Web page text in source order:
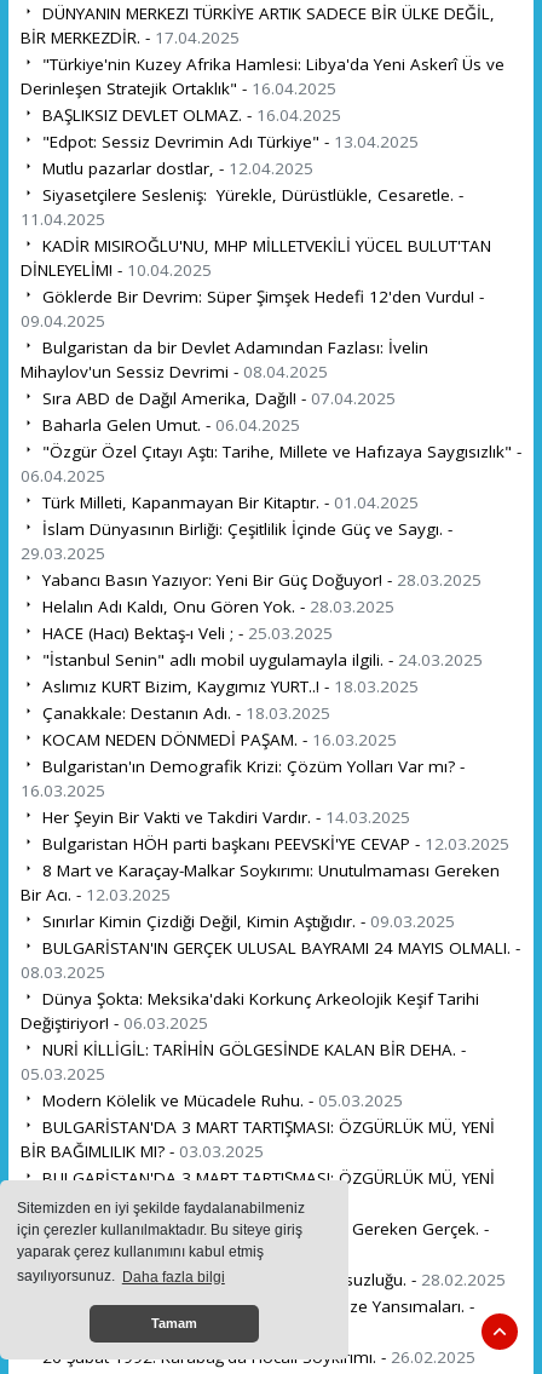
Sitemizden en iyi şekilde faydalanabilmeniz
için çerezler kullanılmaktadır. Bu siteye giriş
yaparak çerez kullanımını kabul etmiş
sayılıyorsunuz. Daha fazla bilgi
Tamam
DÜNYANIN MERKEZI TÜRKİYE ARTIK SADECE BİR ÜLKE DEĞİL,
BİR MERKEZDİR. - 17.04.2025
"Türkiye'nin Kuzey Afrika Hamlesi: Libya'da Yeni Askerî Üs ve
Derinleşen Stratejik Ortaklık" - 16.04.2025
BAŞLIKSIZ DEVLET OLMAZ. - 16.04.2025
"Edpot: Sessiz Devrimin Adı Türkiye" - 13.04.2025
Mutlu pazarlar dostlar, - 12.04.2025
Siyasetçilere Sesleniş: Yürekle, Dürüstlükle, Cesaretle. -
11.04.2025
KADİR MISIROĞLU'NU, MHP MİLLETVEKİLİ YÜCEL BULUT'TAN
DİNLEYELİM! - 10.04.2025
Göklerde Bir Devrim: Süper Şimşek Hedefi 12'den Vurdu! -
09.04.2025
Bulgaristan da bir Devlet Adamından Fazlası: İvelin
Mihaylov'un Sessiz Devrimi - 08.04.2025
Sıra ABD de Dağıl Amerika, Dağıl! - 07.04.2025
Baharla Gelen Umut. - 06.04.2025
"Özgür Özel Çıtayı Aştı: Tarihe, Millete ve Hafızaya Saygısızlık" -
06.04.2025
Türk Milleti, Kapanmayan Bir Kitaptır. - 01.04.2025
İslam Dünyasının Birliği: Çeşitlilik İçinde Güç ve Saygı. -
29.03.2025
Yabancı Basın Yazıyor: Yeni Bir Güç Doğuyor! - 28.03.2025
Helalın Adı Kaldı, Onu Gören Yok. - 28.03.2025
HACE (Hacı) Bektaş-ı Veli ; - 25.03.2025
"İstanbul Senin" adlı mobil uygulamayla ilgili. - 24.03.2025
Aslımız KURT Bizim, Kaygımız YURT..! - 18.03.2025
Çanakkale: Destanın Adı. - 18.03.2025
KOCAM NEDEN DÖNMEDİ PAŞAM. - 16.03.2025
Bulgaristan'ın Demografik Krizi: Çözüm Yolları Var mı? -
16.03.2025
Her Şeyin Bir Vakti ve Takdiri Vardır. - 14.03.2025
Bulgaristan HÖH parti başkanı PEEVSKİ'YE CEVAP - 12.03.2025
8 Mart ve Karaçay-Malkar Soykırımı: Unutulmaması Gereken
Bir Acı. - 12.03.2025
Sınırlar Kimin Çizdiği Değil, Kimin Aştığıdır. - 09.03.2025
BULGARİSTAN'IN GERÇEK ULUSAL BAYRAMI 24 MAYIS OLMALI. -
08.03.2025
Dünya Şokta: Meksika'daki Korkunç Arkeolojik Keşif Tarihi
Değiştiriyor! - 06.03.2025
NURİ KİLLİGİL: TARİHİN GÖLGESİNDE KALAN BİR DEHA. -
05.03.2025
Modern Kölelik ve Mücadele Ruhu. - 05.03.2025
BULGARİSTAN'DA 3 MART TARTIŞMASI: ÖZGÜRLÜK MÜ, YENİ
BİR BAĞIMLILIK MI? - 03.03.2025
BULGARİSTAN'DA 3 MART TARTIŞMASI: ÖZGÜRLÜK MÜ, YENİ
BİR BAĞIMLILIK MI? -03.03.2025
Batı'nın Emek Hırsızlığı ve Ders Almamız Gereken Gerçek. -
02.03.2025
İlahi Bilginin Işığı: Kur'an-ı Kerim'in Kusursuzluğu. - 28.02.2025
Osmanlı'da Dolunayın Gücü ve Günümüze Yansımaları. -
26 Şubat 1992: Karabağ'da Hocalı Soykırımı. - 26.02.2025